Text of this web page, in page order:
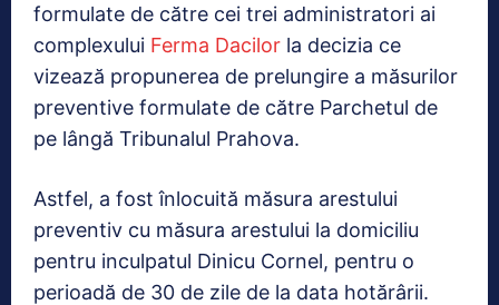
formulate de către cei trei administratori ai
complexului Ferma Dacilor la decizia ce
vizează propunerea de prelungire a măsurilor
preventive formulate de către Parchetul de
pe lângă Tribunalul Prahova.
Astfel, a fost înlocuită măsura arestului
preventiv cu măsura arestului la domiciliu
pentru inculpatul Dinicu Cornel, pentru o
perioadă de 30 de zile de la data hotărârii.